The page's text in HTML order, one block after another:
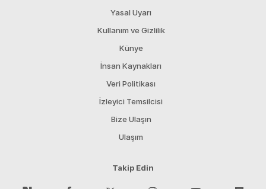
Yasal Uyarı
Kullanım ve Gizlilik
Künye
İnsan Kaynakları
Veri Politikası
İzleyici Temsilcisi
Bize Ulaşın
Ulaşım
Takip Edin